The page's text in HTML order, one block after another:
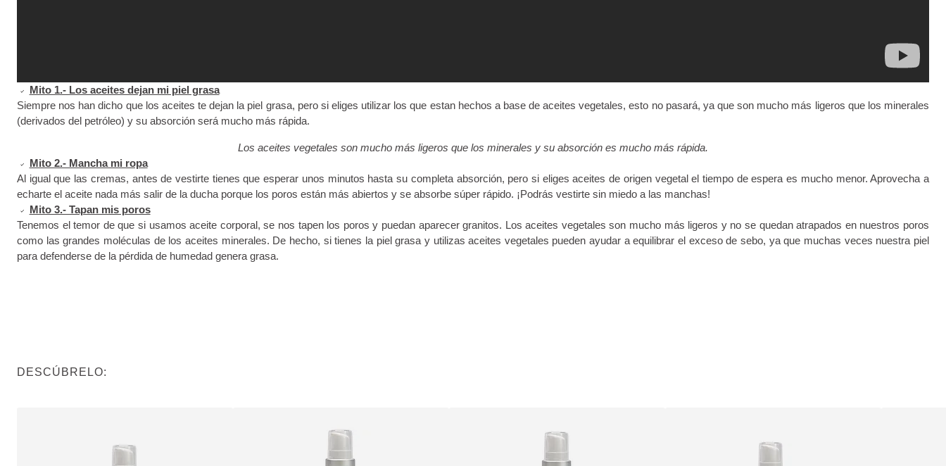
Mito 1.- Los aceites dejan mi piel grasa
Siempre nos han dicho que los aceites te dejan la piel grasa, pero si eliges utilizar los que estan hechos a base de aceites vegetales, esto no pasará, ya que son mucho más ligeros que los minerales
(derivados del petróleo) y su absorción será mucho más rápida.
Los aceites vegetales son mucho más ligeros que los minerales y su absorción es mucho más rápida.
Mito 2.- Mancha mi ropa
Al igual que las cremas, antes de vestirte tienes que esperar unos minutos hasta su completa absorción, pero si eliges aceites de origen vegetal el tiempo de espera es mucho menor. Aprovecha a
echarte el aceite nada más salir de la ducha porque los poros están más abiertos y se absorbe súper rápido. ¡Podrás vestirte sin miedo a las manchas!
Mito 3.- Tapan mis poros
Tenemos el temor de que si usamos aceite corporal, se nos tapen los poros y puedan aparecer granitos. Los aceites vegetales son mucho más ligeros y no se quedan atrapados en nuestros poros
como las grandes moléculas de los aceites minerales. De hecho, si tienes la piel grasa y utilizas aceites vegetales pueden ayudar a equilibrar el exceso de sebo, ya que muchas veces nuestra piel
para defenderse de la pérdida de humedad genera grasa.
DESCÚBRELO: